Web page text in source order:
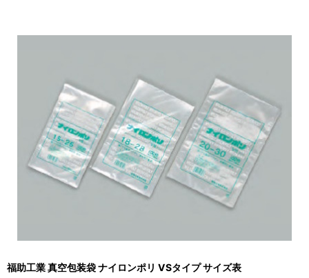
福助工業 真空包装袋 ナイロンポリ VSタイプ サイズ表